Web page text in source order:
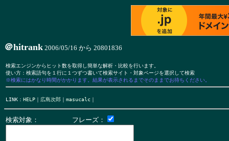
＠hitrank 2006/05/16 から 20801836
検索エンジンからヒット数を取得し簡単な解析・比較を行います。
※検索にはかなり時間がかかります。結果が表示されるまでそのままでお待ちください。
LINK： HELP ｜ 広島次郎 ｜ masucalc
検索対象： フレーズ：